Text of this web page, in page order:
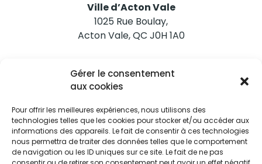
Gérer le consentement
aux cookies
Pour offrir les meilleures expériences, nous utilisons des
technologies telles que les cookies pour stocker et/ou accéder aux
informations des appareils. Le fait de consentir à ces technologies
nous permettra de traiter des données telles que le comportement
de navigation ou les ID uniques sur ce site. Le fait de ne pas
Ville d’Acton Vale
1025 Rue Boulay,
Acton Vale, QC J0H 1A0
Nous joindre
Tél. 450 546-2703